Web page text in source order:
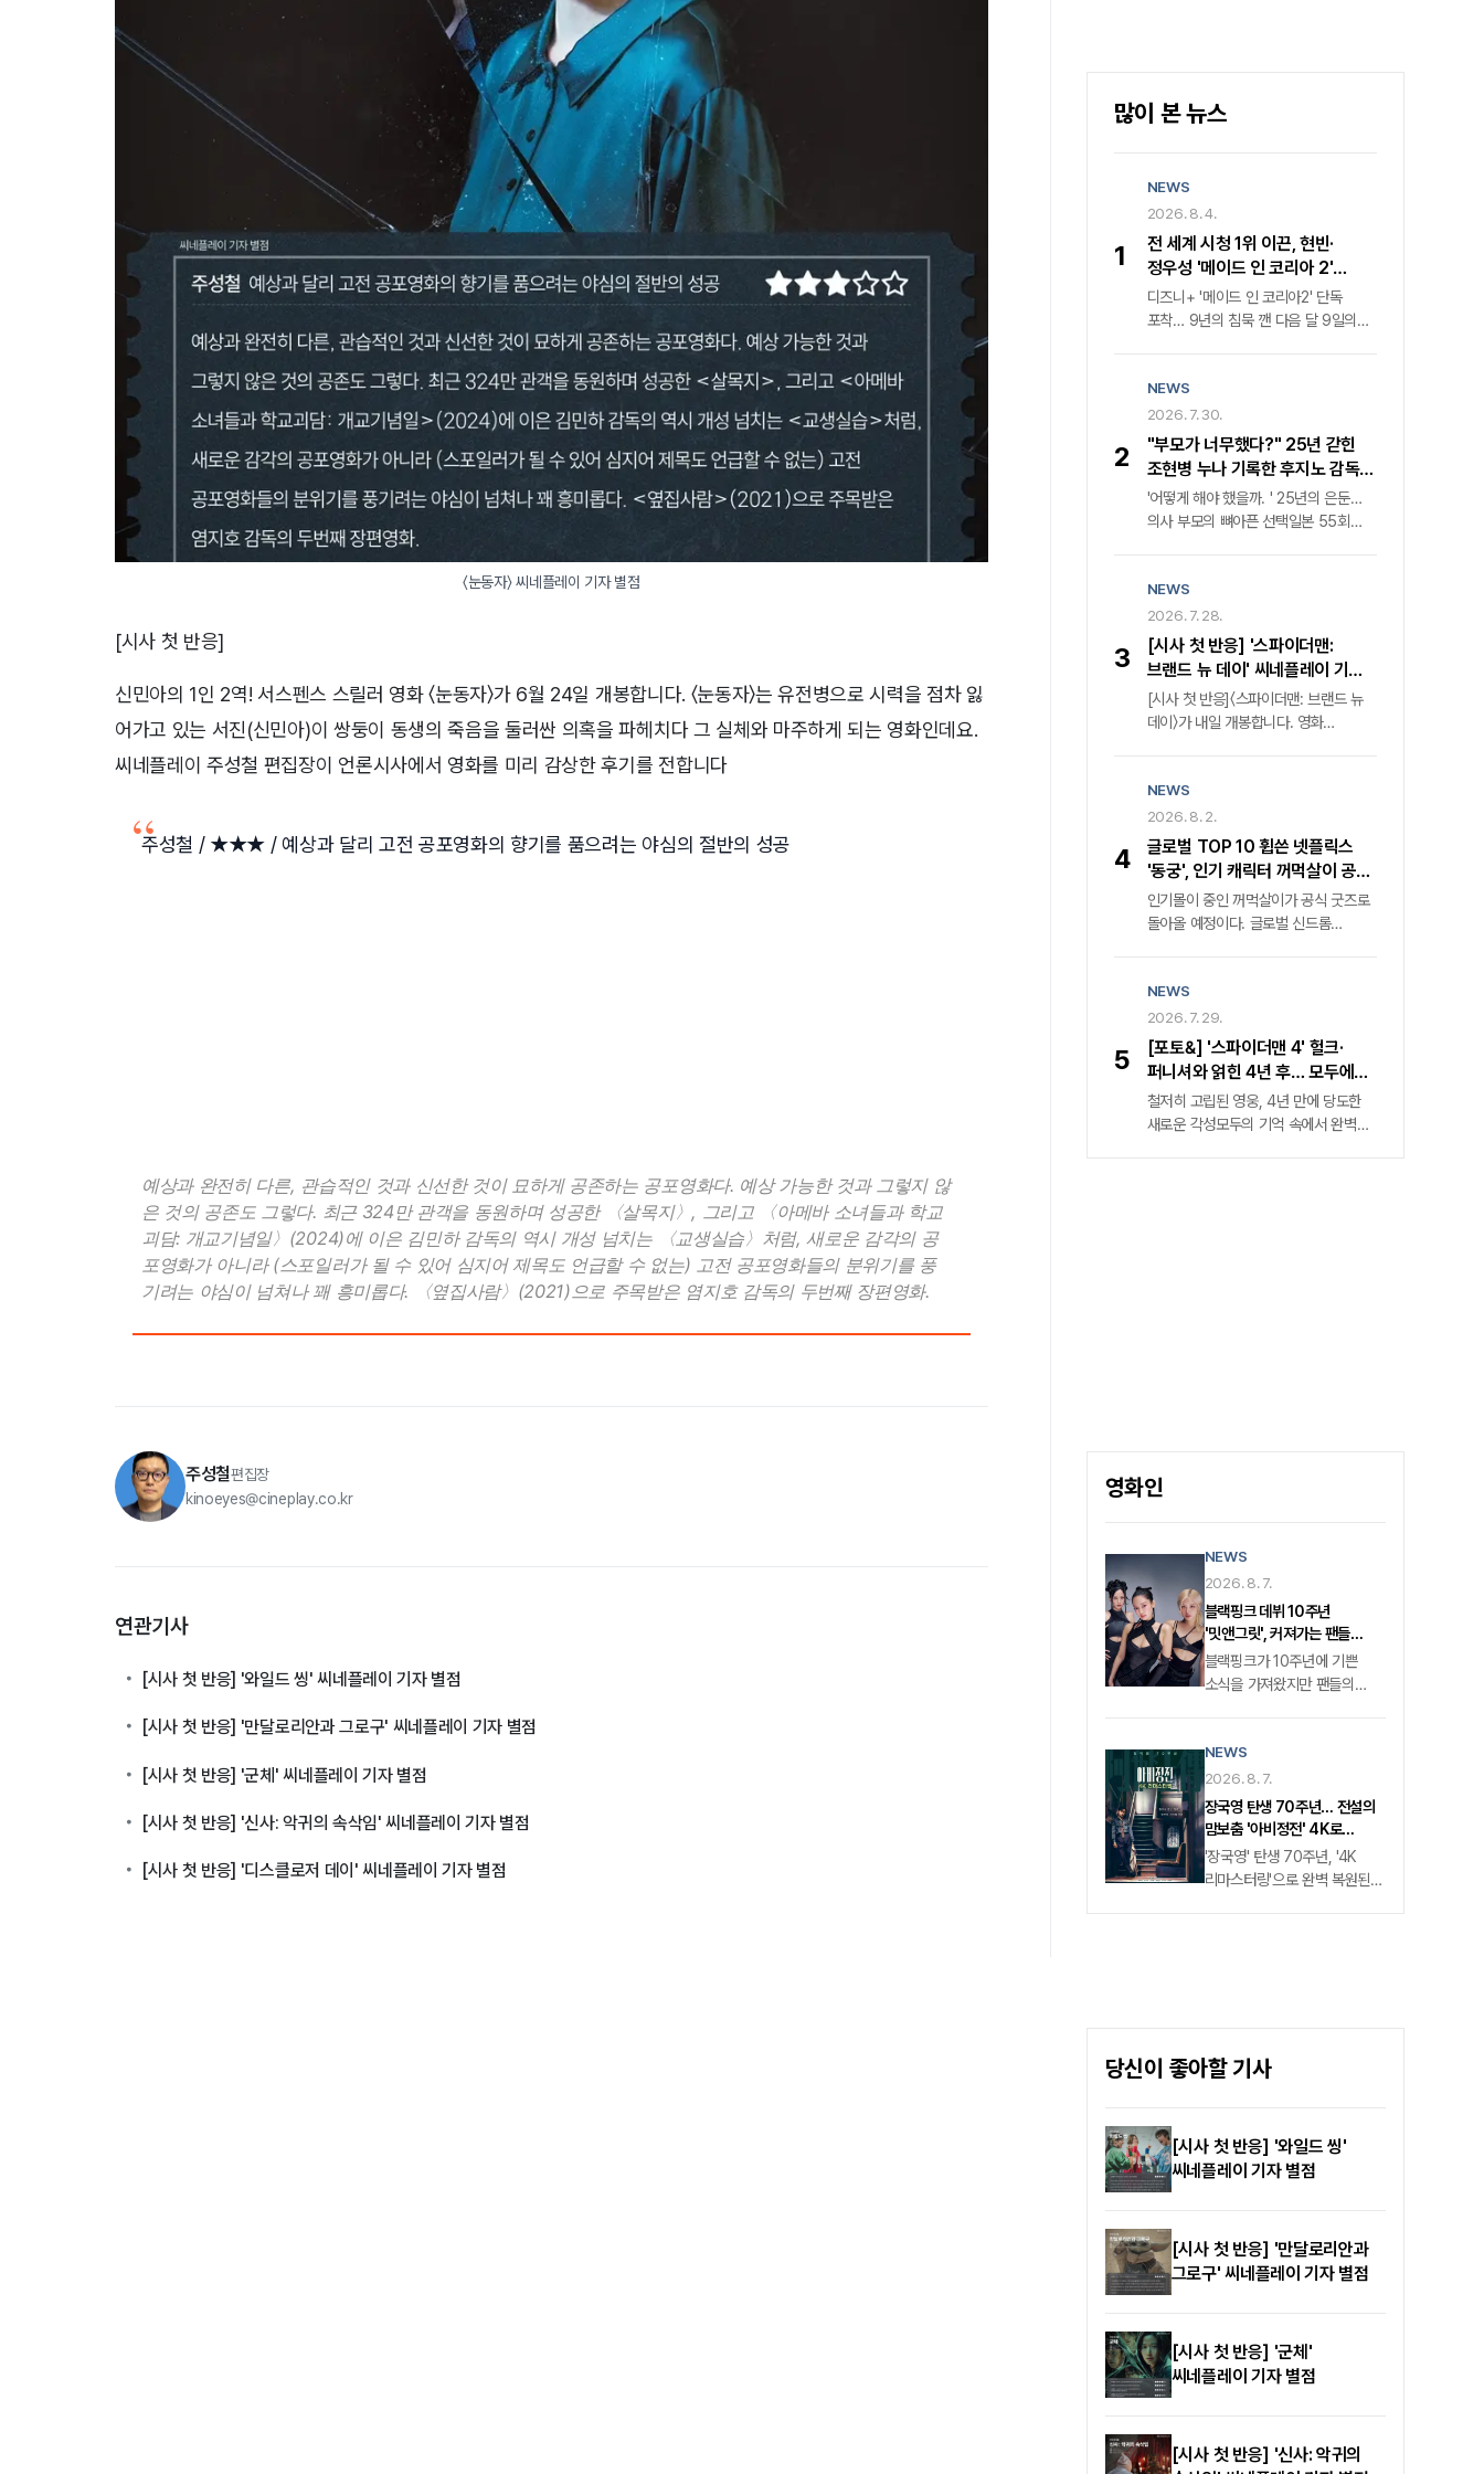
〈눈동자〉 씨네플레이 기자 별점
[시사 첫 반응]
신민아의 1인 2역! 서스펜스 스릴러 영화 〈눈동자〉가 6월 24일 개봉합니다. 〈눈동자〉는 유전병으로 시력을 점차 잃
어가고 있는 서진(신민아)이 쌍둥이 동생의 죽음을 둘러싼 의혹을 파헤치다 그 실체와 마주하게 되는 영화인데요.
씨네플레이 주성철 편집장이 언론시사에서 영화를 미리 감상한 후기를 전합니다
주성철 / ★★★ / 예상과 달리 고전 공포영화의 향기를 품으려는 야심의 절반의 성공
예상과 완전히 다른, 관습적인 것과 신선한 것이 묘하게 공존하는 공포영화다. 예상 가능한 것과 그렇지 않
은 것의 공존도 그렇다. 최근 324만 관객을 동원하며 성공한 〈살목지〉, 그리고 〈아메바 소녀들과 학교
괴담: 개교기념일〉(2024)에 이은 김민하 감독의 역시 개성 넘치는 〈교생실습〉처럼, 새로운 감각의 공
포영화가 아니라 (스포일러가 될 수 있어 심지어 제목도 언급할 수 없는) 고전 공포영화들의 분위기를 풍
기려는 야심이 넘쳐나 꽤 흥미롭다. 〈옆집사람〉(2021)으로 주목받은 염지호 감독의 두번째 장편영화.
주성철편집장
kinoeyes@cineplay.co.kr
연관기사
[시사 첫 반응] '와일드 씽' 씨네플레이 기자 별점
[시사 첫 반응] '만달로리안과 그로구' 씨네플레이 기자 별점
[시사 첫 반응] '군체' 씨네플레이 기자 별점
[시사 첫 반응] '신사: 악귀의 속삭임' 씨네플레이 기자 별점
[시사 첫 반응] '디스클로저 데이' 씨네플레이 기자 별점
많이 본 뉴스
1
NEWS
2026. 8. 4.
전 세계 시청 1위 이끈, 현빈·
정우성 '메이드 인 코리아 2'
귀환… 디즈니+ 내달 9일 공개
디즈니+ '메이드 인 코리아2' 단독
포착… 9년의 침묵 깬 다음 달 9일의
1위를 거머쥔 '메이드 인 코리아'가
마침내 두 번째 장을 연다. 월트디즈니
컴퍼니 코리아는 다음 달 9일 '메이드
인 코리아2'의 전 세계 동시 첫 공개를
공식화하며 웰메이드 누아르의 귀환을
알렸다. 격동의 1970년대를 관통했던
전작은 낮에는 중앙정보부 요원, 밤에는
집념의 검사 장건영('정우성' 분)의 숨
막히는 혈투를 그렸다. 압도적인
몰입감과 탄탄한 서사로 국내외 평단의
찬사를 받으며 K-콘텐츠의 위상을 높인
바 있다.
2
NEWS
2026. 7. 30.
"부모가 너무했다?" 25년 갇힌
조현병 누나 기록한 후지노 감독의
속사정
'어떻게 해야 했을까. ' 25년의 은둔…
의사 부모의 뼈아픈 선택일본 55회
단면을 넘어선 성찰, 카메라가 응시한
가족의 이면"부모의 대처가 가혹했다는
비판이 지배적이었다. 그러나 과연 이
비극의 책임이 온전히 그들에게만 있는
것일까. " 25년이라는 긴 세월 동안
세상과 단절된 채 살아온 조현병 환자
누나의 궤적을 좇은 다큐멘터리 영화
반문한다. 그는 가족의 치부를 스크린에
투사한 목적이 부모에 대한 단죄가
아님을 명확히 했다. 오히려 현재
진행형인 사회적 고립과 정신질환자
돌봄의 사각지대를 공론화하기 위한
치열한 기록임을 강조한다.
3
NEWS
2026. 7. 28.
[시사 첫 반응] '스파이더맨:
브랜드 뉴 데이' 씨네플레이 기자
별점
[시사 첫 반응]〈스파이더맨: 브랜드 뉴
데이〉가 내일 개봉합니다. 영화
모두에게 잊힌 ‘피터 파커’ 가 자신의
정체를 기억하는 의문의 적의 등장과
DNA 변이로 통제 불가능한 힘을
얻으며 더 깊은 혼란에 빠진 가운데,
소중한 이들을 지키기 위해 새로운
위협에 맞서는 액션 블록버스터인데요.
씨네플레이 기자들이 시사회에서
4
NEWS
2026. 8. 2.
글로벌 TOP 10 휩쓴 넷플릭스
'동궁', 인기 캐릭터 꺼먹살이 공식
굿즈 전격 발매
인기몰이 중인 꺼먹살이가 공식 굿즈로
돌아올 예정이다. 글로벌 신드롬
속 캐릭터 꺼먹살이에 관한 여러 정보를
공개했다. 그중 화제를 모은 건 오는
8월 무신사 드롭 을 통해 꺼먹살이 키링
5종과 무신사 스탠다드 컬래버 티셔츠
2종이 발매될 예정이란 발표였다.
꺼먹살이는 〈동궁〉 속 캐릭터로 귀천 역
남주혁을 졸졸 따라다니는 귀매이다.
5
NEWS
2026. 7. 29.
[포토&] '스파이더맨 4' 헐크·
퍼니셔와 얽힌 4년 후… 모두에게
잊힌 영웅 '홀로서기'
철저히 고립된 영웅, 4년 만에 당도한
새로운 각성모두의 기억 속에서 완벽히
묵직하게 추적한다.
영화인
NEWS
2026. 8. 7.
블랙핑크 데뷔 10주년
'밋앤그릿', 커져가는 팬들
불만… 완전체 참석에도 진통
블랙핑크가 10주년에 기쁜
소식을 가져왔지만 팬들의
로제, 리사)는 8월 8일, 데뷔
10주년을 맞이한다. 이에
팬들과 만나는 '데뷔 10주년
밋앤그릿(Meet&Greet)'
행사를 발표했지만 해당 행사는
시간 및 장소 미지정,
40명이란 적은 참여인원,
미국에 있는 것으로 포착된
로제는 회사를 통해 “해당
7일 오전 행사 불참 보도가
이어졌던 리사 역시
했다.
NEWS
2026. 8. 7.
장국영 탄생 70주년… 전설의
맘보춤 '아비정전' 4K로
돌아온다
'장국영' 탄생 70주년, '4K
리마스터링'으로 완벽 복원된
귀환한다. 영화 수입사
버전을 국내 극장가에
재개봉한다"고 7일 공식
발표했다. 1990년 첫선을 보인
('장국영' 분)의 방황과 엇갈린
사랑을 밀도 있게 조명한
'왕가위' 감독의 독보적
탐미주의가 집약된 작품으로,
지금도 수많은 시네필의
당신이 좋아할 기사
[시사 첫 반응] '와일드 씽'
씨네플레이 기자 별점
[시사 첫 반응] '만달로리안과
그로구' 씨네플레이 기자 별점
[시사 첫 반응] '군체'
씨네플레이 기자 별점
[시사 첫 반응] '신사: 악귀의